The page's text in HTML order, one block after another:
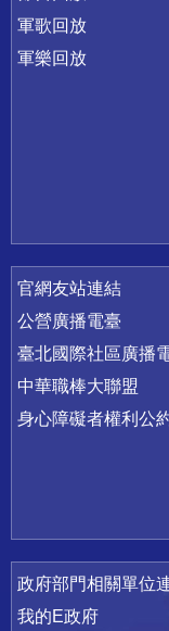
軍歌回放
軍樂回放
官網友站連結
公營廣播電臺
臺北國際社區廣播
中華職棒大聯盟
身心障礙者權利公
政府部門相關單位
我的E政府